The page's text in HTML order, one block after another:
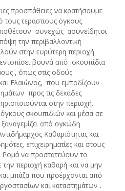
προσπάθειες να κρατήσουμε
τεράστιους όγκους
συνεχώς ασυνείδητοι
την περιβαλλοντική
στην ευρύτερη περιοχή
βουνά από σκουπίδια
, όπως στις οδούς
Ελαιώνος, που εμποδίζουν
προς τις δεκάδες
στην περιοχή.
σκουπιδιών και μέσα σε
από ογκώδη
Καθαριότητας και
επιχειρηματίες και στους
Ρομά να προστατεύουν το
περιοχή καθαρή και να μην
μπάζα που προέρχονται από
και καταστημάτων .